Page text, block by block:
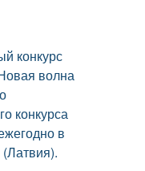
конкурс
волна
конкурса
в